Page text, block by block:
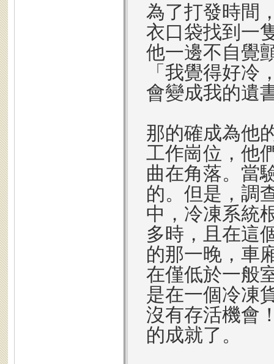
為了打發時間
衣口袋找到一
他一邊不自覺
「我覺得好冷
會變成我的遺
那的確成為他
工作崗位，他
曲在角落。當
的。但是，調
中，冷凍系統
多時，且在這
的那一晚，車
在僅低於一般
是在一個冷凍
沒有存活機會
的成就了。